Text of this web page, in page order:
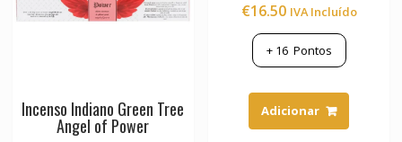
Incenso Indiano Green Tree
Angel of Power
€16.50 IVA Incluído
+ 16Pontos
Adicionar